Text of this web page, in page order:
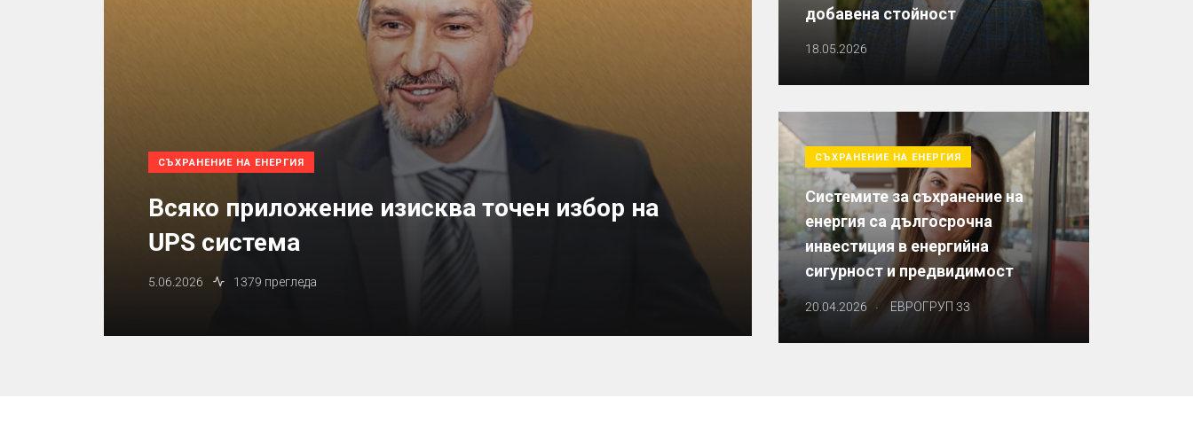
СЪХРАНЕНИЕ НА ЕНЕРГИЯ
Всяко приложение изисква точен избор на
UPS система
5.06.2026 1379 прегледа
добавена стойност
18.05.2026
СЪХРАНЕНИЕ НА ЕНЕРГИЯ
Системите за съхранение на
енергия са дългосрочна
инвестиция в енергийна
сигурност и предвидимост
20.04.2026 ЕВРОГРУП 33